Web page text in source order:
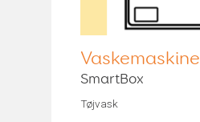
Vaskemaskine
SmartBox
Tøjvask